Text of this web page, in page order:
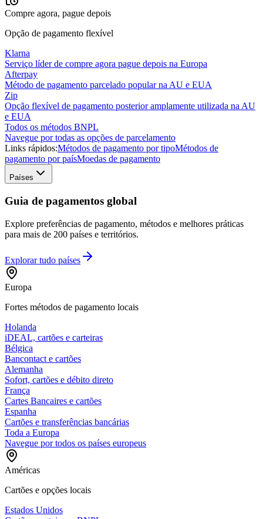
Compre agora, pague depois
Opção de pagamento flexível
Klarna
Serviço líder de compre agora pague depois na Europa
Afterpay
Método de pagamento parcelado popular na AU e EUA
Zip
Opção flexível de pagamento posterior amplamente utilizada na AU
e EUA
Todos os métodos BNPL
Navegue por todas as opções de parcelamento
Links rápidos:Métodos de pagamento por tipoMétodos de
pagamento por paísMoedas de pagamento
Países
Guia de pagamentos global
Explore preferências de pagamento, métodos e melhores práticas
para mais de 200 países e territórios.
Explorar tudo países
Europa
Fortes métodos de pagamento locais
Holanda
iDEAL, cartões e carteiras
Bélgica
Bancontact e cartões
Alemanha
Sofort, cartões e débito direto
França
Cartes Bancaires e cartões
Espanha
Cartões e transferências bancárias
Toda a Europa
Navegue por todos os países europeus
Américas
Cartões e opções locais
Estados Unidos